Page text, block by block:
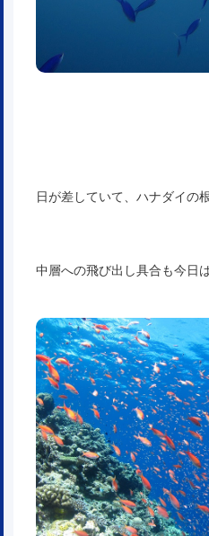
日が差していて、ハナダイの
中層への飛び出し具合も今日